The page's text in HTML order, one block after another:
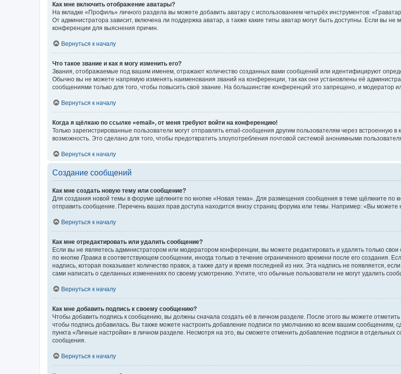
Как мне включить отображение аватары?
На вкладке «Профиль» личного раздела вы можете добавить аватару с использованием четырёх инструментов:
От администратора зависит, включена ли поддержка аватар, а также какие типы аватар могут быть доступны. Если вы
конференции для выяснения причин.
Вернуться к началу
Что такое звание и как я могу изменить его?
Звания, отображаемые под вашим именем, отражают количество созданных вами сообщений или идентифицируют
Обычно вы не можете напрямую изменять наименования званий на конференции, так как они установлены её
сообщениями только для того, чтобы повысить своё звание. На большинстве конференций это запрещено, и модератор
Вернуться к началу
Когда я щёлкаю по ссылке «email», от меня требуют войти на конференцию!
Только зарегистрированные пользователи могут отправлять email-сообщения другим пользователям через встроенную
возможность. Это сделано для того, чтобы предотвратить злоупотребления почтовой системой анонимными
Вернуться к началу
Создание сообщений
Как мне создать новую тему или сообщение?
Для создания новой темы в форуме щёлкните по кнопке «Новая тема». Для размещения сообщения в теме щёлкните по
отправить сообщение. Перечень ваших прав доступа находится внизу страниц форума или темы. Например: «Вы можете
Вернуться к началу
Как мне отредактировать или удалить сообщение?
Если вы не являетесь администратором или модератором конференции, вы можете редактировать и удалять только
по кнопке Правка в соответствующем сообщении, иногда только в течение ограниченного времени после его создания.
надпись, которая показывает количество правок, а также дату и время последней из них. Эта надпись не появляется,
сами написать о сделанных изменениях по своему усмотрению. Учтите, что обычные пользователи не могут удалить
Вернуться к началу
Как мне добавить подпись к своему сообщению?
Чтобы добавить подпись к сообщению, вы должны сначала создать её в личном разделе. После этого вы можете
чтобы подпись добавилась. Вы также можете настроить добавление подписи по умолчанию ко всем вашим сообщениям,
пункта «Личные настройки» в личном разделе. Несмотря на это, вы сможете отменить добавление подписи в отдельных
сообщения.
Вернуться к началу